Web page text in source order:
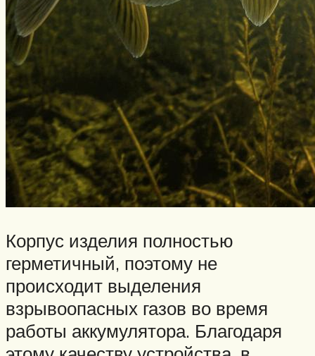
Корпус изделия полностью
герметичный, поэтому не
происходит выделения
взрывоопасных газов во время
работы аккумулятора. Благодаря